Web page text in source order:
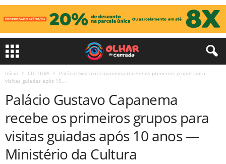
Início CULTURA
Palácio Gustavo Capanema recebe os primeiros grupos para
visitas guiadas após 10...
Palácio Gustavo Capanema
recebe os primeiros grupos para
visitas guiadas após 10 anos —
Ministério da Cultura